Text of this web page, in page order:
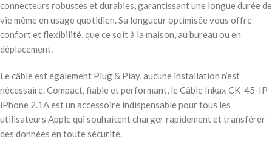
connecteurs robustes et durables, garantissant une longue durée de
vie même en usage quotidien. Sa longueur optimisée vous offre
confort et flexibilité, que ce soit à la maison, au bureau ou en
déplacement.
Le câble est également Plug & Play, aucune installation n’est
nécessaire. Compact, fiable et performant, le Câble Inkax CK-45-IP
iPhone 2.1A est un accessoire indispensable pour tous les
utilisateurs Apple qui souhaitent charger rapidement et transférer
des données en toute sécurité.